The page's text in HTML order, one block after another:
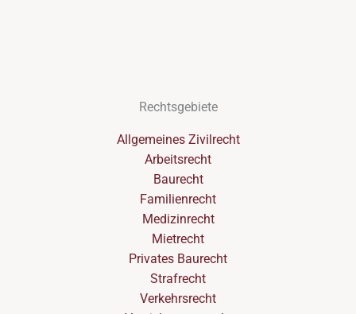
Rechtsgebiete
Allgemeines Zivilrecht
Arbeitsrecht
Baurecht
Familienrecht
Medizinrecht
Mietrecht
Privates Baurecht
Strafrecht
Verkehrsrecht